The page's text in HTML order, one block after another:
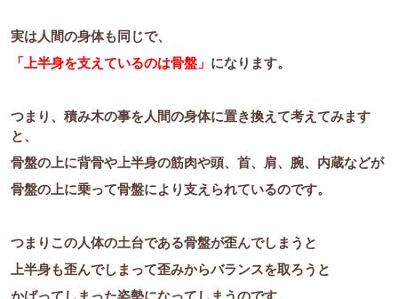
実は人間の身体も同じで、
「上半身を支えているのは骨盤」 になります。
つまり、積み木の事を人間の身体に置き換えて考えてみます
と、
骨盤の上に背骨や上半身の筋肉や頭、首、肩、腕、内蔵などが
骨盤の上に乗って骨盤により支えられているのです。
つまりこの人体の土台である骨盤が歪んでしまうと
上半身も歪んでしまって歪みからバランスを取ろうと